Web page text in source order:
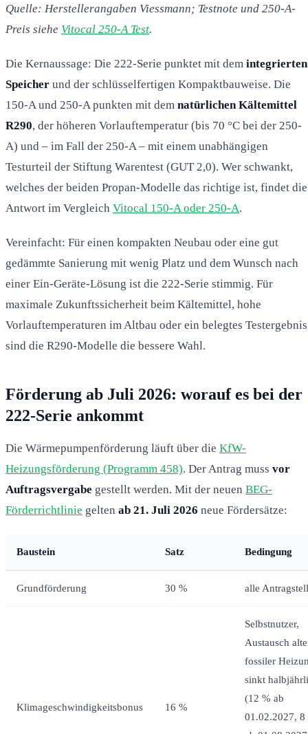
Quelle: Herstellerangaben Viessmann; Testnote und 250-A-
Preis siehe Vitocal 250-A Test.
Die Kernaussage: Die 222-Serie punktet mit dem integrierten
Speicher und der schlüsselfertigen Kompaktbauweise. Die
150-A und 250-A punkten mit dem natürlichen Kältemittel
R290, der höheren Vorlauftemperatur (bis 70 °C bei der 250-
A) und – im Fall der 250-A – mit einem unabhängigen
Testurteil der Stiftung Warentest (GUT 2,0). Wer schwankt,
welches der beiden Propan-Modelle das richtige ist, findet die
Antwort im Vergleich Vitocal 150-A oder 250-A.
Vereinfacht: Für einen kompakten Neubau oder eine gut
gedämmte Sanierung mit wenig Platz und dem Wunsch nach
einer Ein-Geräte-Lösung ist die 222-Serie stimmig. Für
maximale Zukunftssicherheit beim Kältemittel, hohe
Vorlauftemperaturen im Altbau oder ein belegtes Testergebnis
sind die R290-Modelle die bessere Wahl.
Förderung ab Juli 2026: worauf es bei der
222-Serie ankommt
Die Wärmepumpenförderung läuft über die KfW-
Heizungsförderung (Programm 458). Der Antrag muss vor
Auftragsvergabe gestellt werden. Mit der neuen BEG-
Förderrichtlinie gelten ab 21. Juli 2026 neue Fördersätze:
Baustein Satz Bedingung
Grundförderung 30 % alle
Klimageschwindigkeitsbonus 16 %
Selbstnutzer,
Austausch
fossiler
sinkt
(12 % ab
01.02.2027, 8